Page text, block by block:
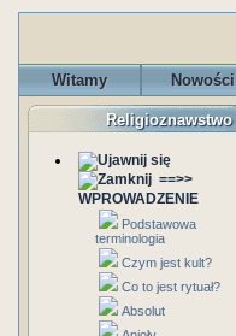
Witamy Nowości
Religioznawstwo
==>>
WPROWADZENIE
Podstawowa
terminologia
Czym jest kult?
Co to jest rytuał?
Absolut